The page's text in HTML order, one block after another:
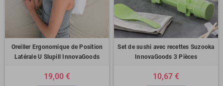
Oreiller Ergonomique de Position
Latérale U Slupill InnovaGoods
19,00 €
Set de sushi avec recettes Suzooka
InnovaGoods 3 Pièces
10,67 €